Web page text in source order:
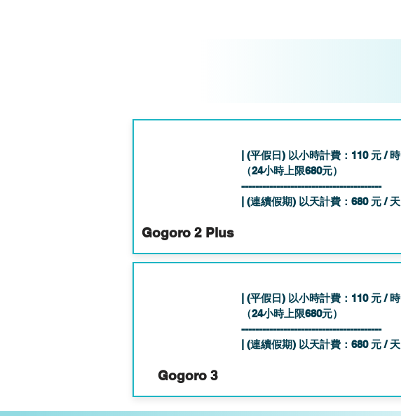
| (平假日) 以小時計費：110 元 / 時
（24小時上限680元）
----------------------------------------
| (連續假期) 以天計費：680 元 / 天
Gogoro 2 Plus
| (平假日) 以小時計費：110 元 / 時
（24小時上限680元）
----------------------------------------
| (連續假期) 以天計費：680 元 / 天
Gogoro 3